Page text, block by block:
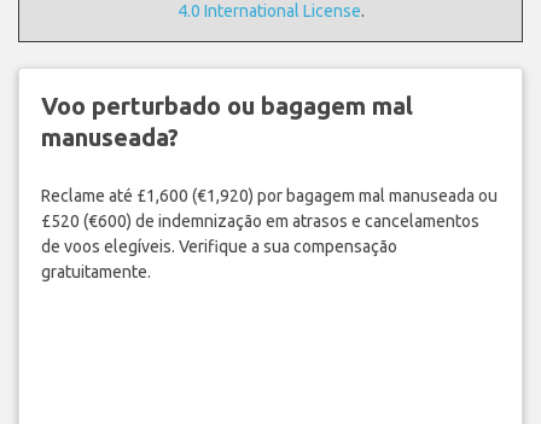
4.0 International License.
Voo perturbado ou bagagem mal
manuseada?
Reclame até £1,600 (€1,920) por bagagem mal manuseada ou
£520 (€600) de indemnização em atrasos e cancelamentos
de voos elegíveis. Verifique a sua compensação
gratuitamente.